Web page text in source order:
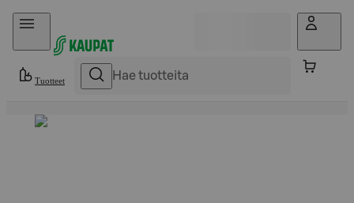
Hyppää sisältöön
Tuotteet